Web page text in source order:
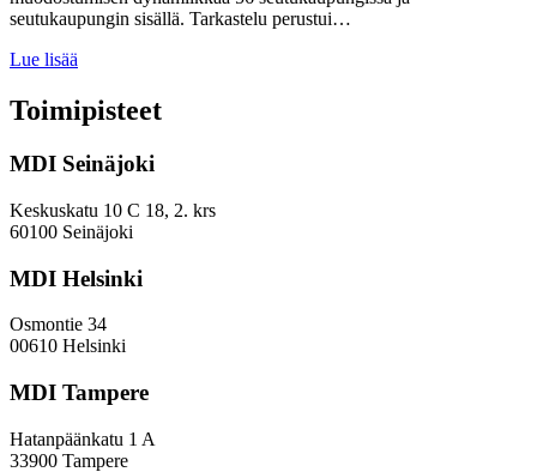
seutukaupungin sisällä. Tarkastelu perustui…
Lue lisää
kaupungistuvat:
“Pieni
-
taustalla
kaupunkien
muuttoliike
maahanmuutto
Toimipisteet
MDI Seinäjoki
Keskuskatu 10 C 18, 2. krs
60100 Seinäjoki
MDI Helsinki
Osmontie 34
00610 Helsinki
MDI Tampere
Hatanpäänkatu 1 A
33900 Tampere